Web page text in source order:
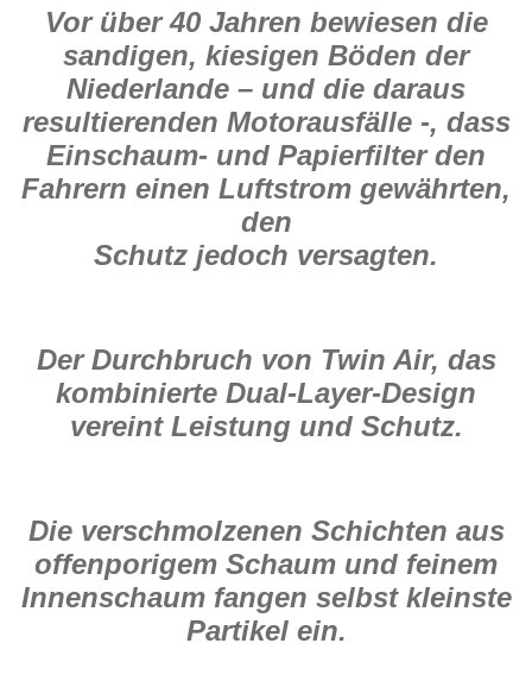
Vor über 40 Jahren bewiesen die
sandigen, kiesigen Böden der
Niederlande – und die daraus
resultierenden Motorausfälle -, dass
Einschaum- und Papierfilter den
Fahrern einen Luftstrom gewährten,
den
Schutz jedoch versagten.
Der Durchbruch von Twin Air, das
kombinierte Dual-Layer-Design
vereint Leistung und Schutz.
Die verschmolzenen Schichten aus
offenporigem Schaum und feinem
Innenschaum fangen selbst kleinste
Partikel ein.